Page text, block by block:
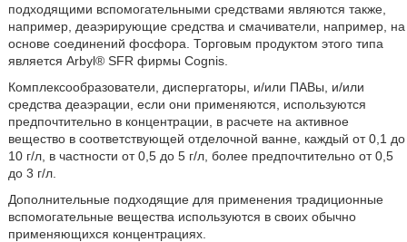
подходящими вспомогательными средствами являются также,
например, деаэрирующие средства и смачиватели, например, на
основе соединений фосфора. Торговым продуктом этого типа
является Arbyl® SFR фирмы Cognis.
Комплексообразователи, диспергаторы, и/или ПАВы, и/или
средства деаэрации, если они применяются, используются
предпочтительно в концентрации, в расчете на активное
вещество в соответствующей отделочной ванне, каждый от 0,1 до
10 г/л, в частности от 0,5 до 5 г/л, более предпочтительно от 0,5
до 3 г/л.
Дополнительные подходящие для применения традиционные
вспомогательные вещества используются в своих обычно
применяющихся концентрациях.